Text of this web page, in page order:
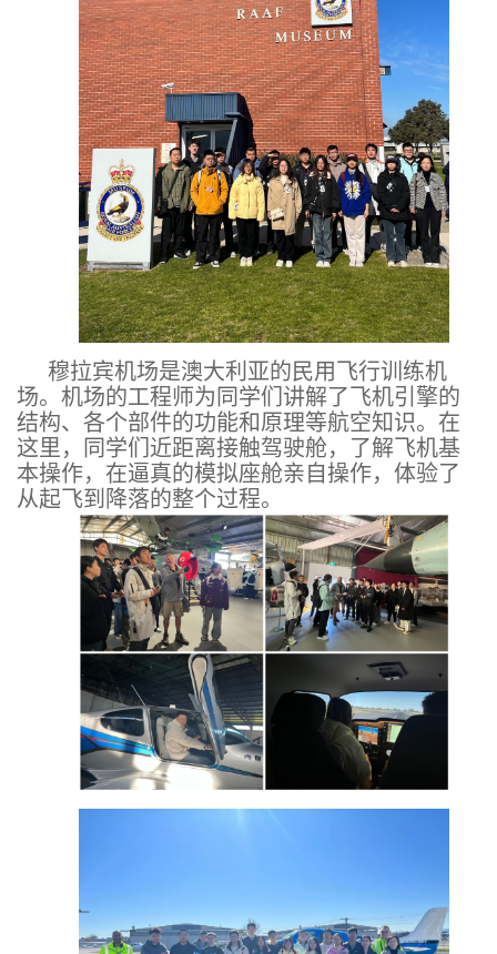
穆拉宾机场是澳大利亚的民用飞行训练机
场。机场的工程师为同学们讲解了飞机引擎的
结构、各个部件的功能和原理等航空知识。在
这里，同学们近距离接触驾驶舱，了解飞机基
本操作，在逼真的模拟座舱亲自操作，体验了
从起飞到降落的整个过程。